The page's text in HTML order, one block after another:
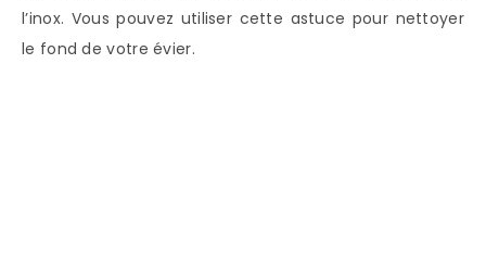
l’inox. Vous pouvez utiliser cette astuce pour nettoyer
le fond de votre évier.